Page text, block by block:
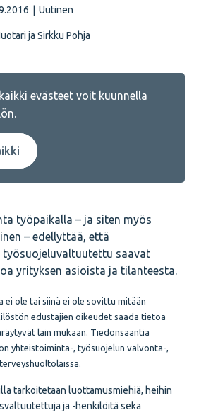
Uutinen
ja Sirkku Pohja
evästeet voit kuunnella
työpaikalla – ja siten myös
– edellyttää, että
saavat
yrityksen asioista ja tilanteesta.
ei ole tai siinä ei ole sovittu mitään
edustajien oikeudet saada tietoa
lain mukaan. Tiedonsaantia
yhteistoiminta-, työsuojelun valvonta-,
tarkoitetaan luottamusmiehiä, heihin
ja -henkilöitä sekä